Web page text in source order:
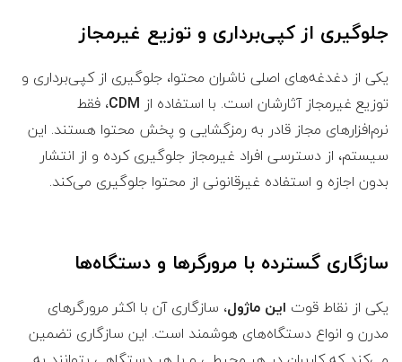
جلوگیری از کپی‌برداری و توزیع غیرمجاز
یکی از دغدغه‌های اصلی ناشران محتوا، جلوگیری از کپی‌برداری و
توزیع غیرمجاز آثارشان است. با استفاده از CDM، فقط
نرم‌افزارهای مجاز قادر به رمزگشایی و پخش محتوا هستند. این
سیستم، از دسترسی افراد غیرمجاز جلوگیری کرده و از انتشار
بدون اجازه و استفاده غیرقانونی از محتوا جلوگیری می‌کند.
سازگاری گسترده با مرورگرها و دستگاه‌ها
یکی از نقاط قوت این ماژول، سازگاری آن با اکثر مرورگرهای
مدرن و انواع دستگاه‌های هوشمند است. این سازگاری تضمین